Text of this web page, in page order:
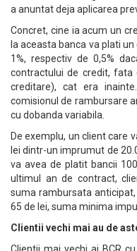
a anuntat deja aplicarea
Concret, cine ia acum un
la aceasta banca va plati
1%, respectiv de 0,5%
contractului de credit, fata
creditare), cat era
comisionul de rambursare
cu dobanda variabila.
De exemplu, un client care
lei dintr-un imprumut de
va avea de platit bancii
ultimul an de contract,
suma rambursata
65 de lei, suma minima
Clientii vechi mai au de